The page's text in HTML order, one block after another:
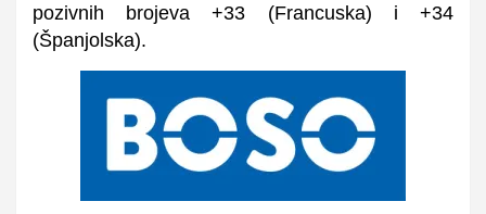
pozivnih brojeva +33 (Francuska) i +34
(Španjolska).